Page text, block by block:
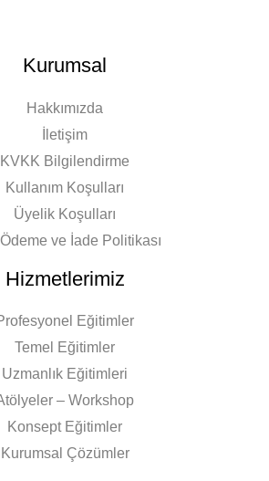
Kurumsal
Hakkımızda
İletişim
KVKK Bilgilendirme
Kullanım Koşulları
Üyelik Koşulları
ve İade Politikası
Hizmetlerimiz
Eğitimler
Temel Eğitimler
Uzmanlık Eğitimleri
– Workshop
Konsept Eğitimler
Kurumsal Çözümler